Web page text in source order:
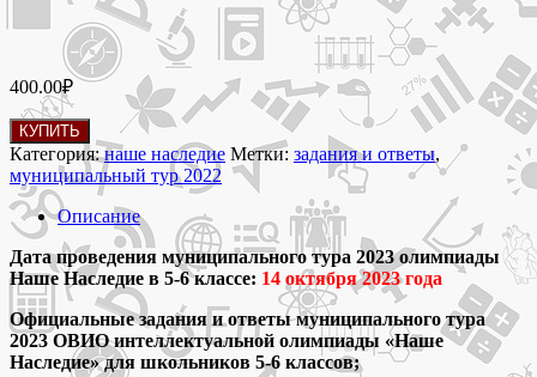
400.00₽
Количество
товара
Муниципальный
тур
2023
олимпиада
Наше
Наследие
5-
6
класс
задания
КУПИТЬ
Категория:наше наследие Метки: задания и ответы,
муниципальный тур 2022
Описание
Дата проведения муниципального тура 2023 олимпиады
Наше Наследие в 5-6 классе: 14 октября 2023 года
Официальные задания и ответы муниципального тура
2023 ОВИО интеллектуальной олимпиады «Наше
Наследие» для школьников 5-6 классов;